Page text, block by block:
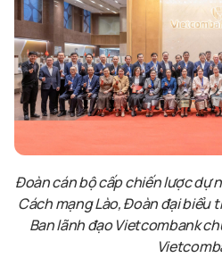
Đoàn cán bộ cấp chiến lược dự
Cách mạng Lào, Đoàn đại biểu
Ban lãnh đạo Vietcombank